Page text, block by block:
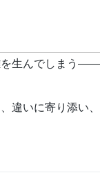
を生んでしまう
違いに寄り添い